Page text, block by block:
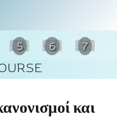
5 6
7
και